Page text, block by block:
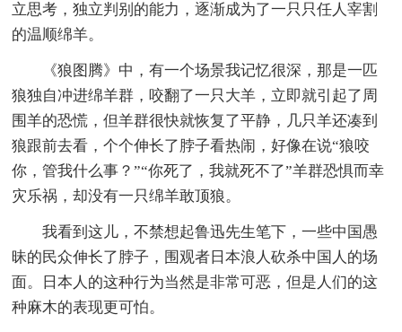
立思考，独立判别的能力，逐渐成为了一只只任人宰割
的温顺绵羊。
《狼图腾》中，有一个场景我记忆很深，那是一匹
狼独自冲进绵羊群，咬翻了一只大羊，立即就引起了周
围羊的恐慌，但羊群很快就恢复了平静，几只羊还凑到
狼跟前去看，个个伸长了脖子看热闹，好像在说“狼咬
你，管我什么事？”“你死了，我就死不了”羊群恐惧而幸
灾乐祸，却没有一只绵羊敢顶狼。
我看到这儿，不禁想起鲁迅先生笔下，一些中国愚
昧的民众伸长了脖子，围观者日本浪人砍杀中国人的场
面。日本人的这种行为当然是非常可恶，但是人们的这
种麻木的表现更可怕。